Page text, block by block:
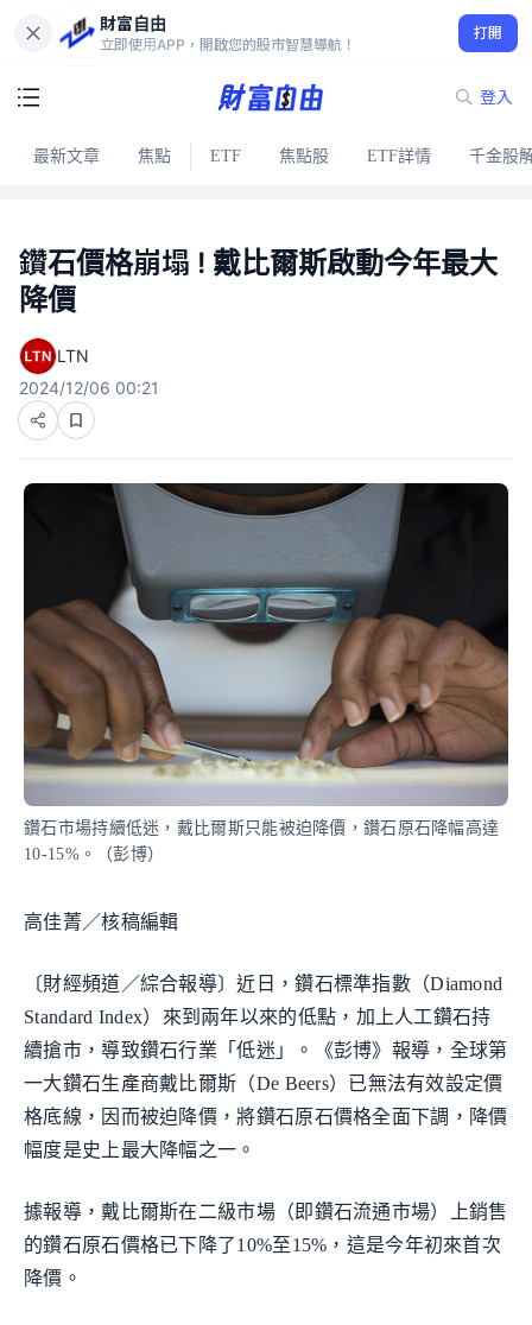
財富自由
立即使用APP，開啟您的股市智慧導航！
打開
登入
最新文章 焦點 ETF 焦點股 ETF詳情 千金股
鑽石價格崩塌 ! 戴比爾斯啟動今年最大
降價
LTN
2024/12/06 00:21
鑽石市場持續低迷，戴比爾斯只能被迫降價，鑽石原石降幅高達
10-15%。（彭博）
高佳菁／核稿編輯
〔財經頻道／綜合報導〕近日，鑽石標準指數（Diamond
Standard Index）來到兩年以來的低點，加上人工鑽石持
續搶市，導致鑽石行業「低迷」。《彭博》報導，全球第
一大鑽石生產商戴比爾斯（De Beers）已無法有效設定價
格底線，因而被迫降價，將鑽石原石價格全面下調，降價
幅度是史上最大降幅之一。
據報導，戴比爾斯在二級市場（即鑽石流通市場）上銷售
的鑽石原石價格已下降了10%至15%，這是今年初來首次
降價。